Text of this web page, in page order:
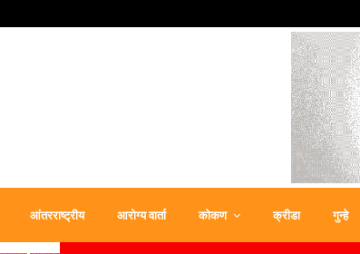
आंतरराष्ट्रीय आरोग्य वार्ता कोकण क्रीडा गुन्हे